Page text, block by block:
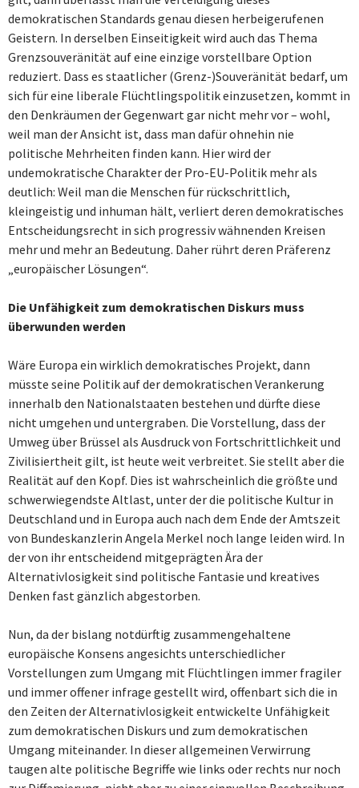
demokratischen Standards genau diesen herbeigerufenen
Geistern. In derselben Einseitigkeit wird auch das Thema
Grenzsouveränität auf eine einzige vorstellbare Option
reduziert. Dass es staatlicher (Grenz-)Souveränität bedarf, um
sich für eine liberale Flüchtlingspolitik einzusetzen, kommt in
den Denkräumen der Gegenwart gar nicht mehr vor – wohl,
weil man der Ansicht ist, dass man dafür ohnehin nie
politische Mehrheiten finden kann. Hier wird der
undemokratische Charakter der Pro-EU-Politik mehr als
deutlich: Weil man die Menschen für rückschrittlich,
kleingeistig und inhuman hält, verliert deren demokratisches
Entscheidungsrecht in sich progressiv wähnenden Kreisen
mehr und mehr an Bedeutung. Daher rührt deren Präferenz
„europäischer Lösungen“.
Die Unfähigkeit zum demokratischen Diskurs muss
überwunden werden
Wäre Europa ein wirklich demokratisches Projekt, dann
müsste seine Politik auf der demokratischen Verankerung
innerhalb den Nationalstaaten bestehen und dürfte diese
nicht umgehen und untergraben. Die Vorstellung, dass der
Umweg über Brüssel als Ausdruck von Fortschrittlichkeit und
Zivilisiertheit gilt, ist heute weit verbreitet. Sie stellt aber die
Realität auf den Kopf. Dies ist wahrscheinlich die größte und
schwerwiegendste Altlast, unter der die politische Kultur in
Deutschland und in Europa auch nach dem Ende der Amtszeit
von Bundeskanzlerin Angela Merkel noch lange leiden wird. In
der von ihr entscheidend mitgeprägten Ära der
Alternativlosigkeit sind politische Fantasie und kreatives
Denken fast gänzlich abgestorben.
Nun, da der bislang notdürftig zusammengehaltene
europäische Konsens angesichts unterschiedlicher
Vorstellungen zum Umgang mit Flüchtlingen immer fragiler
und immer offener infrage gestellt wird, offenbart sich die in
den Zeiten der Alternativlosigkeit entwickelte Unfähigkeit
zum demokratischen Diskurs und zum demokratischen
Umgang miteinander. In dieser allgemeinen Verwirrung
taugen alte politische Begriffe wie links oder rechts nur noch